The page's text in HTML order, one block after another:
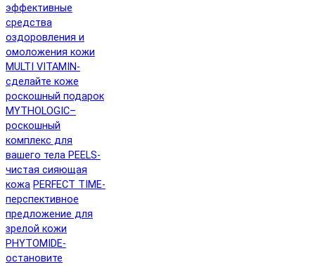
эффективные
средства
оздоровления и
омоложения кожи
MULTI VITAMIN-
сделайте коже
роскошный подарок
MYTHOLOGIC–
роскошный
комплекс для
вашего тела PEELS-
чистая сияющая
кожа PERFECT TIME-
перспективное
предложение для
зрелой кожи
PHYTOMIDE-
остановите